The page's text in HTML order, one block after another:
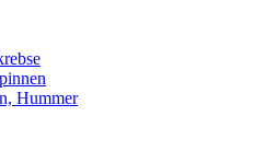
Hummer